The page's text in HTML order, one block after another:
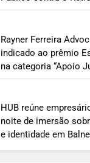
Rayner Ferreira
indicado ao prêmio
na categoria “Apoio
HUB reúne
noite de imersão
e identidade em